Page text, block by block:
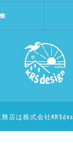
は株式会社